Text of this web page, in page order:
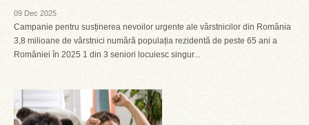
09 Dec 2025
Campanie pentru susținerea nevoilor urgente ale vârstnicilor din România
3,8 milioane de vârstnici numără populația rezidentă de peste 65 ani a
României în 2025 1 din 3 seniori locuiesc singur...